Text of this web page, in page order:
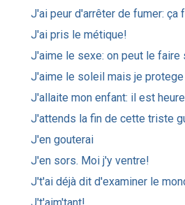
J'ai peur d'arrêter de fumer: ça
J'ai pris le métique!
J'aime le sexe: on peut le
J'aime le soleil mais je protege
J'allaite mon enfant: il est
J'attends la fin de cette triste
J'en gouterai
J'en sors. Moi j'y ventre!
J't'ai déjà dit d'examiner le
J't'aim'tant!